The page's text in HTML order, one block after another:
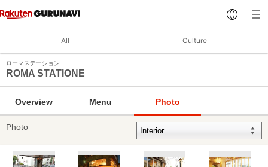
All Culture
ローマステーション
ROMA STATIONE
Overview Menu Photo
Photo